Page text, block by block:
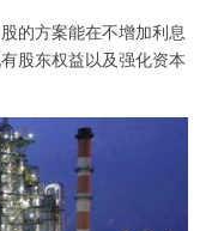
的方案能在不增加利息
股东权益以及强化资本